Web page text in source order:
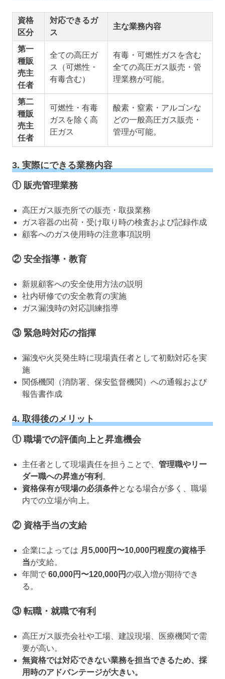
資格
区分
対応できるガ
ス
主な業務内容
第一
種販
売主
任者
全ての高圧ガ
ス（可燃性・
有毒含む）
有毒・可燃性ガスを含む
全ての高圧ガス販売・管
理業務が可能。
第二
種販
売主
任者
可燃性・有毒
ガスを除く高
圧ガス
酸素・窒素・アルゴンな
どの一般高圧ガス販売・
管理が可能。
3. 実際にできる業務内容
① 販売管理業務
高圧ガス販売所での販売・取扱業務
ガス容器の出荷・受け取り時の検査および記録作成
顧客へのガス使用時の注意事項説明
② 安全指導・教育
新規顧客への安全使用方法の説明
社内研修での安全教育の実施
ガス漏洩時の対応訓練指導
③ 緊急時対応の指揮
漏洩や火災発生時に現場責任者として初動対応を実
施
関係機関（消防署、保安監督機関）への通報および
報告書作成
4. 取得後のメリット
① 職場での評価向上と昇進機会
主任者として現場責任を担うことで、 管理職やリー
ダー職への昇進が有利 。
資格保有が現場の必須条件となる場合が多く、職場
内での立場が向上。
② 資格手当の支給
企業によっては 月5,000円〜10,000円程度の資格手
当が支給。
年間で 60,000円〜120,000円の収入増が期待でき
る。
③ 転職・就職で有利
高圧ガス販売会社や工場、建設現場、医療機関で需
要が高い。
無資格では対応できない業務を担当できるため、採
用時のアドバンテージが大きい。